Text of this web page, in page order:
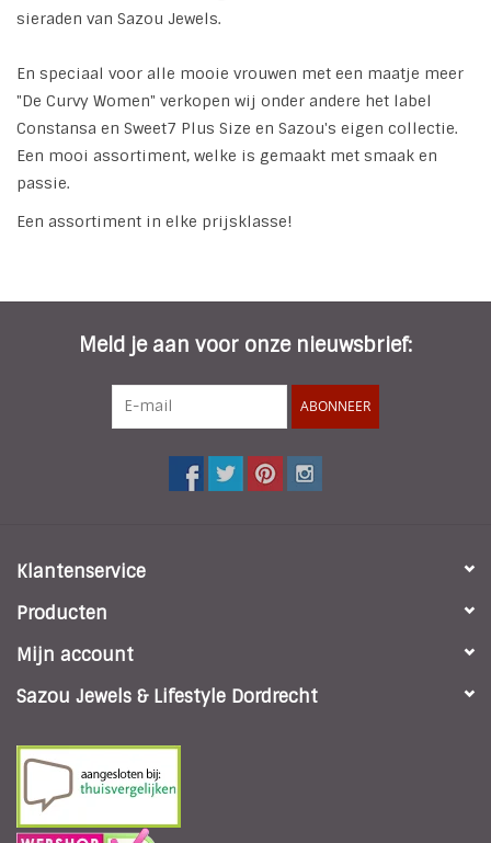
Blog
sieraden van Sazou Jewels.
En speciaal voor alle mooie vrouwen met een maatje meer
"De Curvy Women" verkopen wij onder andere het label
Constansa en Sweet7 Plus Size en Sazou's eigen collectie.
Een mooi assortiment, welke is gemaakt met smaak en
passie.
Een assortiment in elke prijsklasse!
Meld je aan voor onze nieuwsbrief:
ABONNEER
Klantenservice
Producten
Mijn account
Sazou Jewels & Lifestyle Dordrecht